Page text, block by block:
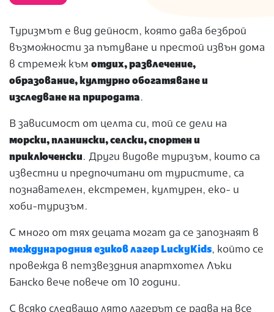
Туризмът е вид дейност, която дава безброй
възможности за пътуване и престой извън дома
в стремеж към отдих, развлечение,
образование, културно обогатяване и
изследване на природата.
В зависимост от целта си, той се дели на
морски, планински, селски, спортен и
приключенски. Други видове туризъм, които са
известни и предпочитани от туристите, са
познавателен, екстремен, културен, еко- и
хоби-туризъм.
С много от тях децата могат да се запознаят в
международния езиков лагер LuckyKids, който се
провежда в петзвездния апартхотел Лъки
Банско вече повече от 10 години.
С всяко следващо лято лагерът се радва на все